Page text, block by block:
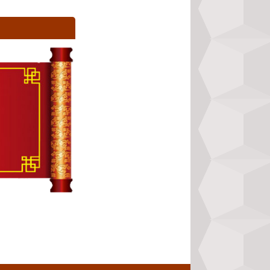
đặt vào trong để
tập. Kiên trì tu
lắm, tự trách
bao phủ quanh
súc sanh, ngạ
lại được hưởng
hộ website bằng
tính năng cơ
Khổng Minh,